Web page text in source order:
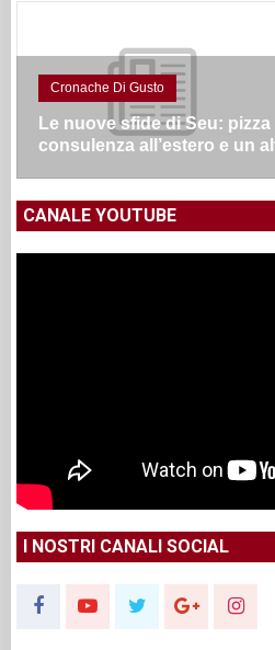
Cronache Di Gusto
Le nuove sfide di Seu:
consulenza all’estero e un
CANALE YOUTUBE
I NOSTRI CANALI SOCIAL